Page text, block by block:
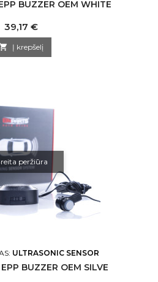
BUZZER OEM WHITE
Kaina
39,17 €
Į krepšelį
peržiūra
ULTRASONIC SENSOR
BUZZER OEM SILVE